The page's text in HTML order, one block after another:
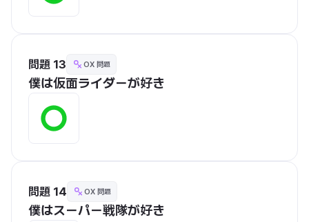
問題 13 OX 問題
僕は仮面ライダーが好き
問題 14 OX 問題
僕はスーパー戦隊が好き